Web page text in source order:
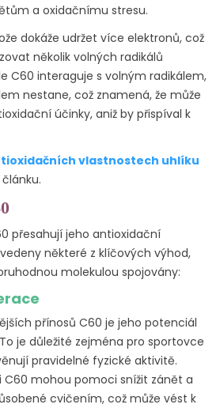
a oxidačnímu stresu.
dokáže udržet více elektronů, což
několik volných radikálů
C60 interaguje s volným radikálem,
nestane, což znamená, že může
účinky, aniž by přispíval k
vlastnostech uhlíku
přesahují jeho antioxidační
některé z klíčových výhod,
molekulou spojovány:
přínosů C60 je jeho potenciál
je důležité zejména pro sportovce
pravidelné fyzické aktivitě.
mohou pomoci snížit zánět a
cvičením, což může vést k